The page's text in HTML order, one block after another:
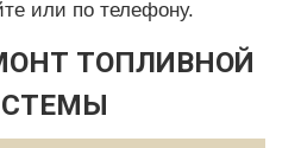
или по телефону.
ТОПЛИВНОЙ